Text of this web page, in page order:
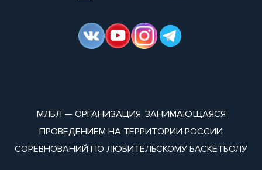
МЛБЛ — ОРГАНИЗАЦИЯ, ЗАНИМАЮЩАЯСЯ
ПРОВЕДЕНИЕМ НА ТЕРРИТОРИИ РОССИИ
СОРЕВНОВАНИЙ ПО ЛЮБИТЕЛЬСКОМУ БАСКЕТБОЛУ